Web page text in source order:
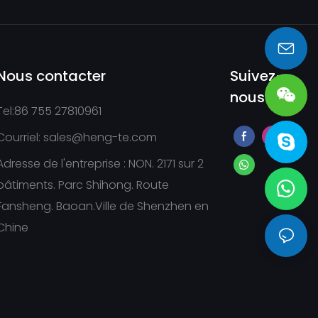
contacter
755 27810961
sales@heng-te.com
de l'entreprise : NON. 2171 sur 2
Parc Shihong. Route
Baoan.Ville de Shenzhen en
Suivez-
nous